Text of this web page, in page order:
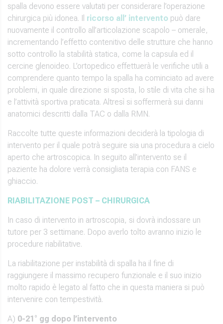
spalla devono essere valutati per considerare l’operazione
chirurgica più idonea. Il ricorso all’ intervento può dare
nuovamente il controllo all’articolazione scapolo – omerale,
incrementando l’effetto contenitivo delle strutture che hanno
sotto controllo la stabilità statica, come la capsula ed il
cercine glenoideo. L’ortopedico effettuerà le verifiche utili a
comprendere quanto tempo la spalla ha cominciato ad avere
problemi, in quale direzione si sposta, lo stile di vita che si ha
e l’attività sportiva praticata. Altresì si soffermerà sui danni
anatomici descritti dalla TAC o dalla RMN.
Raccolte tutte queste informazioni deciderà la tipologia di
intervento per il quale potrà seguire sia una procedura a cielo
aperto che artroscopica. In seguito all’intervento se il
paziente ha dolore verrà consigliata terapia con FANS e
ghiaccio.
RIABILITAZIONE POST – CHIRURGICA
In caso di intervento in artroscopia, si dovrà indossare un
tutore per 3 settimane. Dopo averlo tolto avranno inizio le
procedure riabilitative.
La riabilitazione per instabilità di spalla ha il fine di
raggiungere il massimo recupero funzionale e il suo inizio
molto rapido è legato al fatto che in questa maniera si può
intervenire con tempestività.
A) 0-21° gg dopo l’intervento